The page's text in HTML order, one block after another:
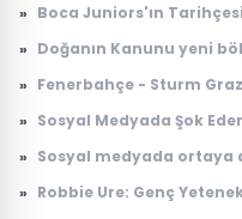
» Boca Juniors'ın
» Doğanın Kanunu yeni
yayınlanacak?
» Fenerbahçe - Sturm
» Sosyal Medyada Şok
» Sosyal medyada ortaya
» Robbie Ure: Genç